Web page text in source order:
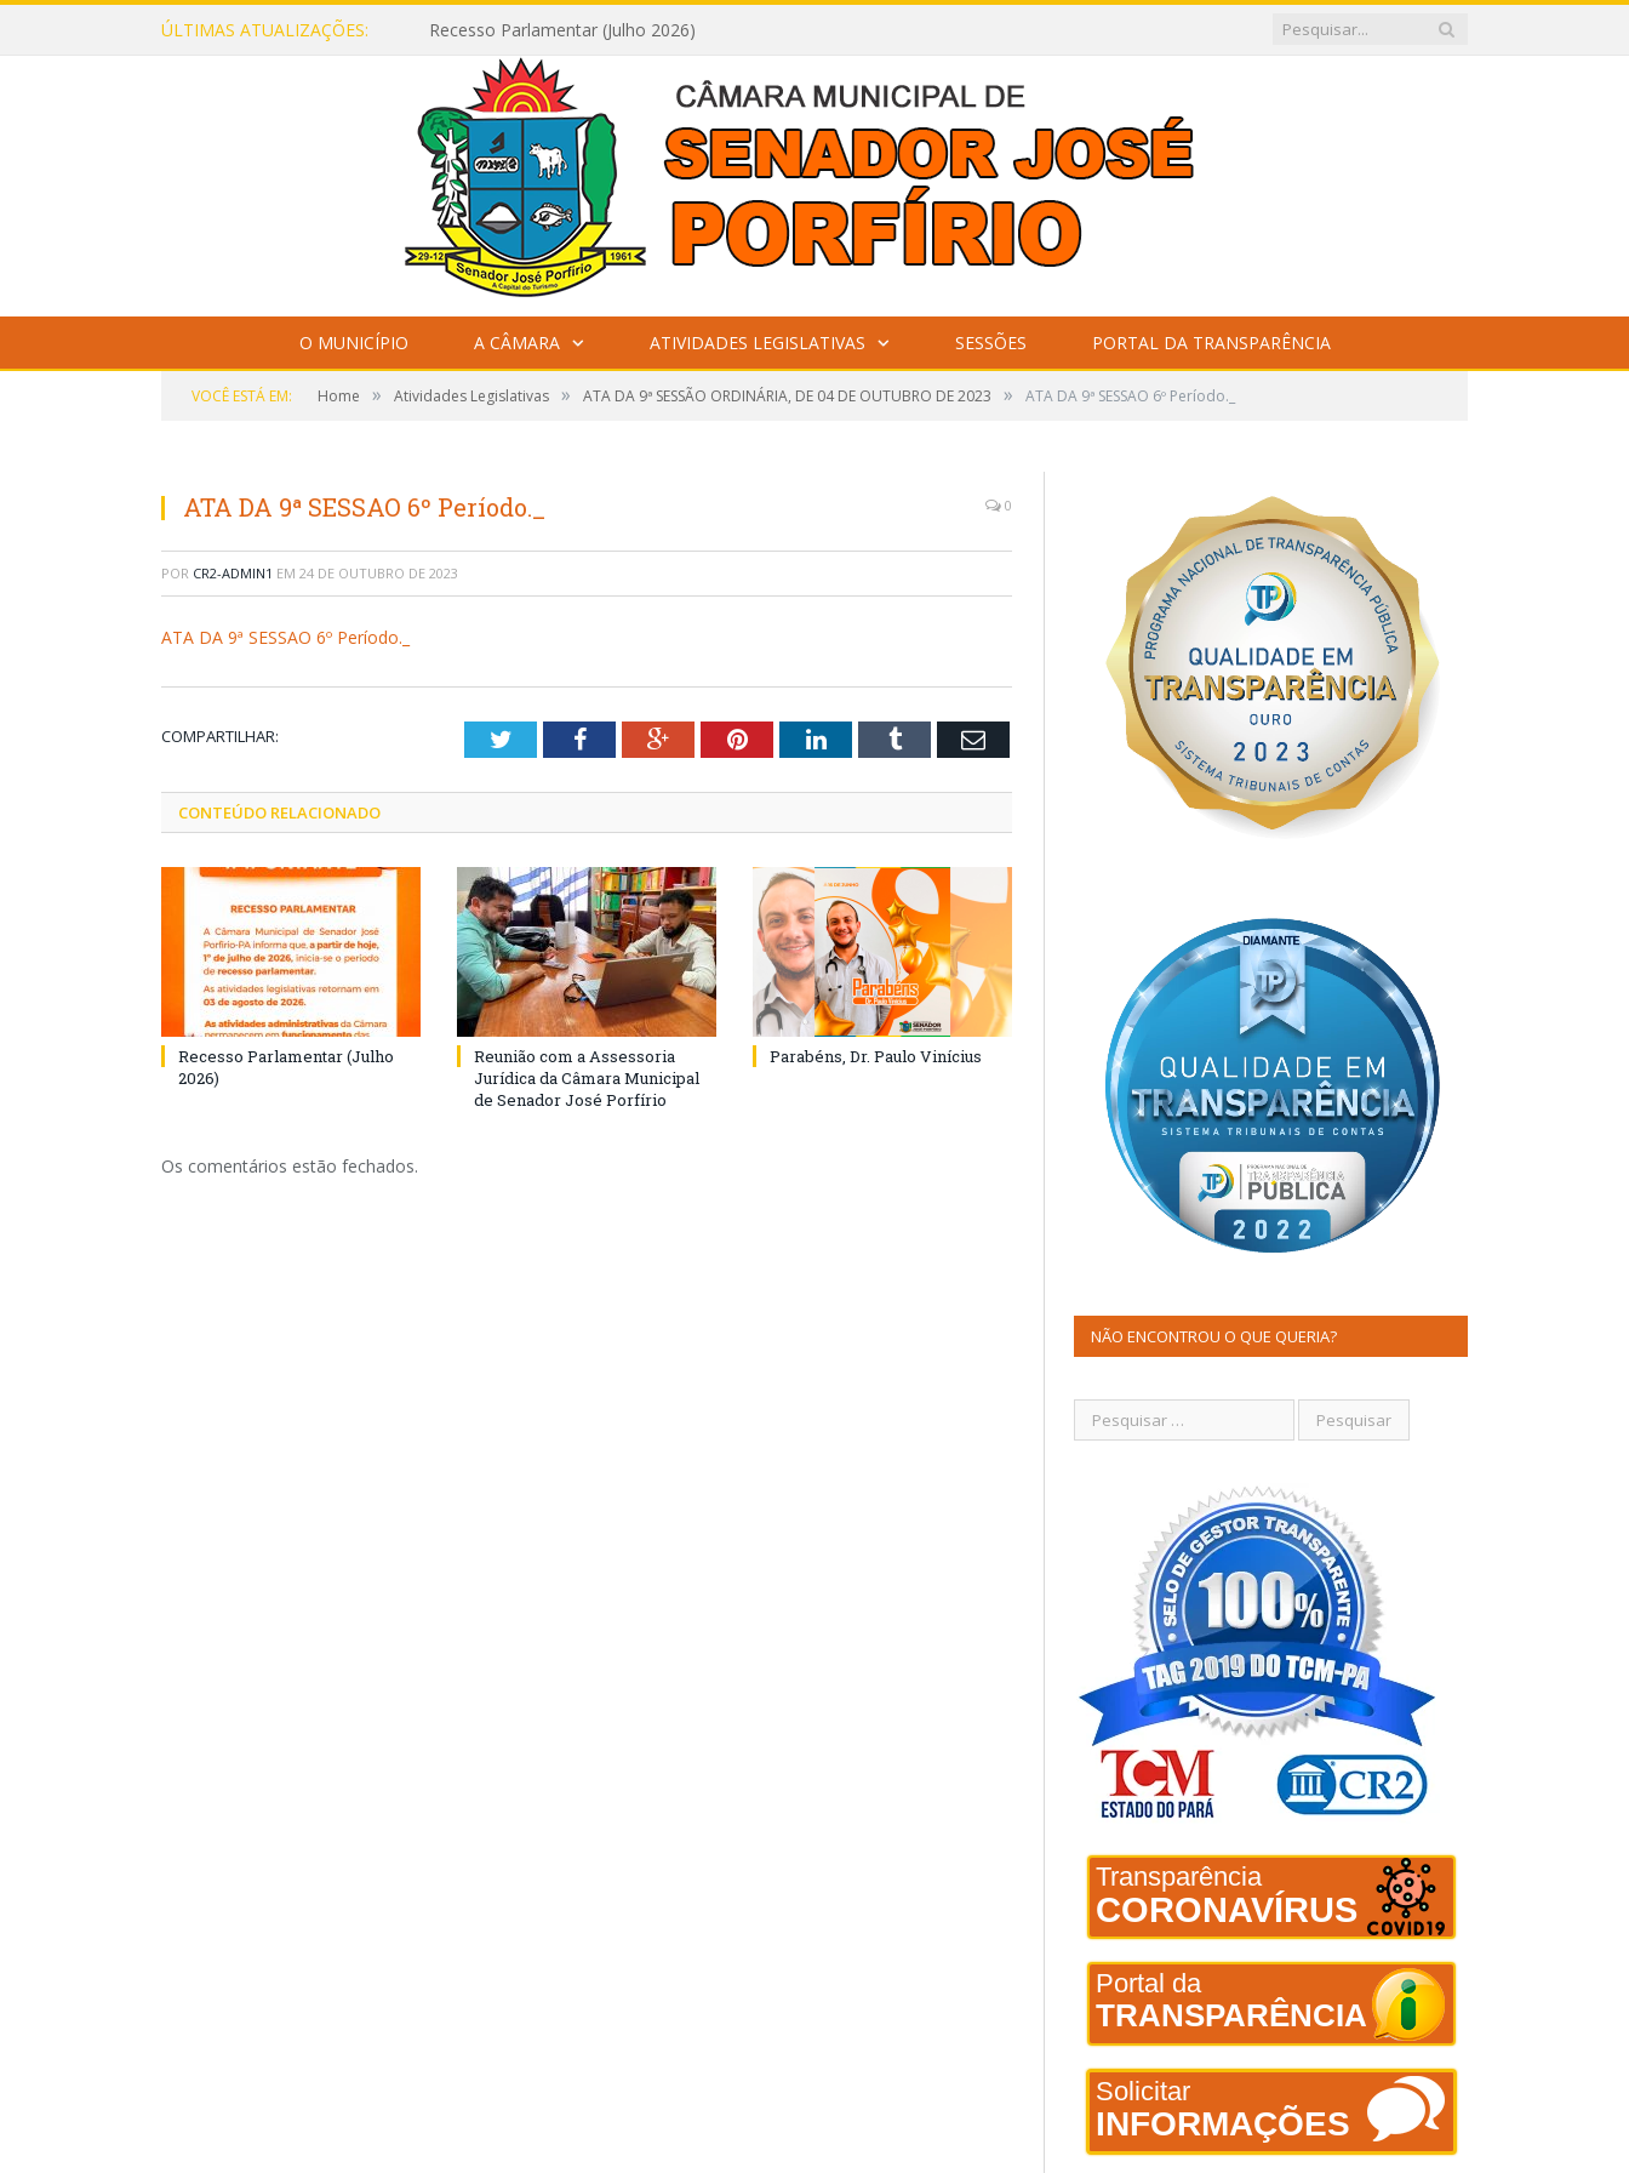
ÚLTIMAS ATUALIZAÇÕES: Recesso Parlamentar (Julho 2026)
O MUNICÍPIO A CÂMARA ATIVIDADES LEGISLATIVAS SESSÕES PORTAL DA TRANSPARÊNCIA
VOCÊ ESTÁ EM: Home » Atividades Legislativas » ATA DA 9ª SESSÃO ORDINÁRIA, DE 04 DE OUTUBRO DE 2023 » ATA DA 9ª SESSAO 6º Período._
ATA DA 9ª SESSAO 6º Período._ 0
POR CR2-ADMIN1 EM 24 DE OUTUBRO DE 2023
ATA DA 9ª SESSAO 6º Período._
COMPARTILHAR: TwitterFacebookGoogle+PinterestLinkedInTumblr Email
CONTEÚDO RELACIONADO
Recesso Parlamentar (Julho
2026)
Reunião com a Assessoria
Jurídica da Câmara Municipal
de Senador José Porfírio
Parabéns, Dr. Paulo Vinícius
Os comentários estão fechados.
NÃO ENCONTROU O QUE QUERIA?
Transparência
CORONAVÍRUS
Portal da
TRANSPARÊNCIA
Solicitar
INFORMAÇÕES